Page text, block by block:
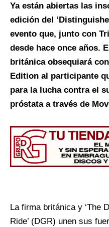
Ya están abiertas las
edición del
evento que, junto con
desde hace once años.
británica obsequiará
Edition al participante
para la lucha contra el
próstata a través de
La firma británica y ‘The
Ride’ (DGR) unen sus